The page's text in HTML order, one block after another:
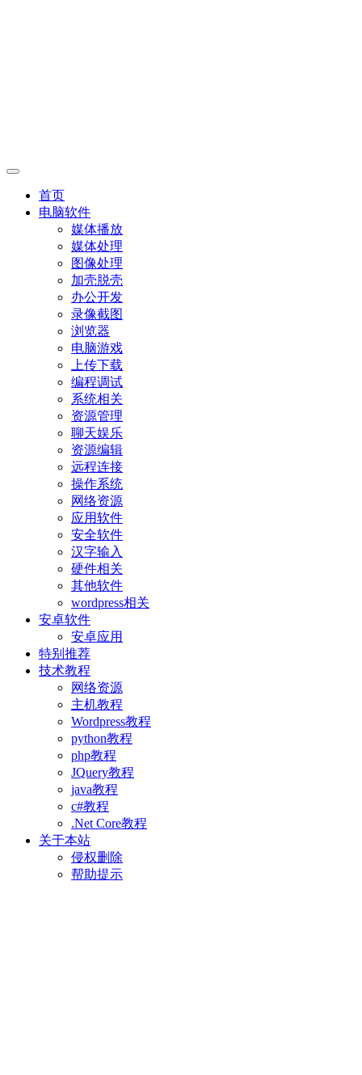
首页
电脑软件
媒体播放
媒体处理
图像处理
加壳脱壳
办公开发
录像截图
浏览器
电脑游戏
上传下载
编程调试
系统相关
资源管理
聊天娱乐
资源编辑
远程连接
操作系统
网络资源
应用软件
安全软件
汉字输入
硬件相关
其他软件
wordpress相关
安卓软件
安卓应用
特别推荐
技术教程
网络资源
主机教程
Wordpress教程
python教程
php教程
JQuery教程
java教程
c#教程
.Net Core教程
关于本站
侵权删除
帮助提示